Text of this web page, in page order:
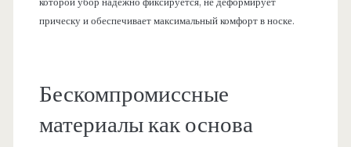
прическу и обеспечивает максимальный комфорт в носке.
Бескомпромиссные
материалы как основа